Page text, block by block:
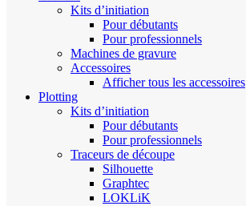
Kits d’initiation
Pour débutants
Pour professionnels
Machines de gravure
Accessoires
Afficher tous les accessoires
Plotting
Kits d’initiation
Pour débutants
Pour professionnels
Traceurs de découpe
Silhouette
Graphtec
LOKLiK